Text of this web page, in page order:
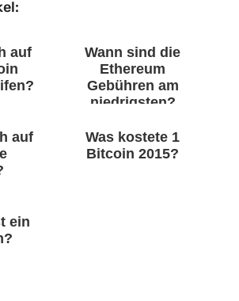
auf
Wann sind die
Ethereum
Gebühren am
niedrigsten?
auf
Was kostete 1
Bitcoin 2015?
ein